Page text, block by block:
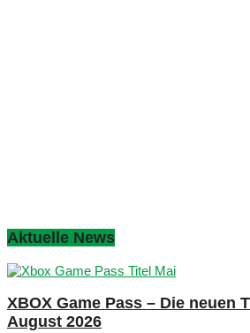
Aktuelle News
XBOX Game Pass – Die neuen
August 2026